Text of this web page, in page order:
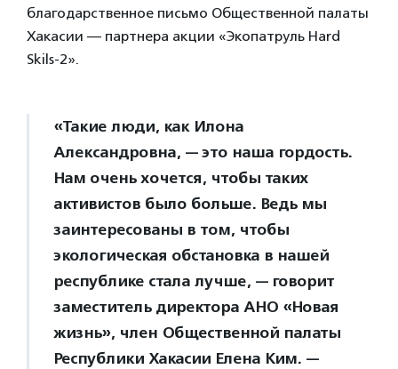
благодарственное письмо Общественной палаты
Хакасии — партнера акции «Экопатруль Hard
Skils-2».
«Такие люди, как Илона
Александровна, — это наша гордость.
Нам очень хочется, чтобы таких
активистов было больше. Ведь мы
заинтересованы в том, чтобы
экологическая обстановка в нашей
республике стала лучше, — говорит
заместитель директора АНО «Новая
жизнь», член Общественной палаты
Республики Хакасии Елена Ким. —